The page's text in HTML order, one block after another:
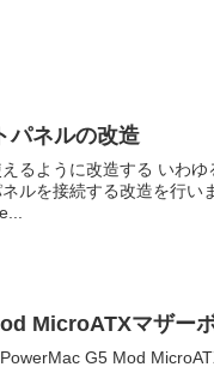
パネルの改造
る「PC/AT互換機用のマザーボ
ルを接続する改造を行い
MicroATXマザー